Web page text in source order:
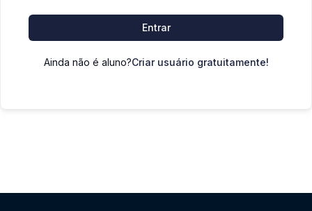
Entrar
Ainda não é aluno?Criar usuário gratuitamente!